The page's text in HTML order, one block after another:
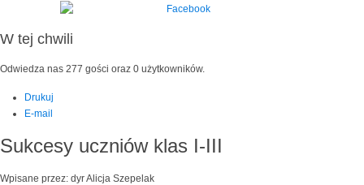
W tej chwili
Odwiedza nas 277 gości oraz 0 użytkowników.
Drukuj
E-mail
Sukcesy uczniów klas I-III
Wpisane przez: dyr Alicja Szepelak